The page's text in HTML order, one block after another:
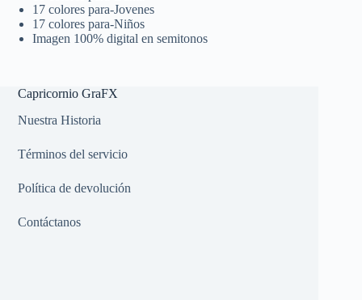
17 colores para-Jovenes
17 colores para-Niños
Imagen 100% digital en semitonos
Capricornio GraFX
Nuestra Historia
Términos del servicio
Política de devolución
Contáctanos